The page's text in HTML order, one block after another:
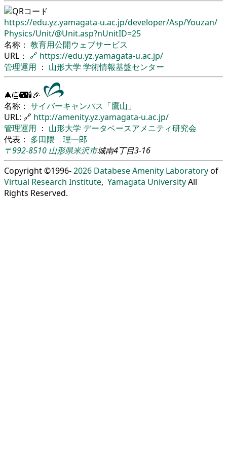
https://edu.yz.yamagata-u.ac.jp/developer/Asp/Youzan/
Physics/Unit/@Unit.asp?nUnitID=25
名称： 教育用公開ウェブサービス
URL： 🔗 https://edu.yz.yamagata-u.ac.jp/
管理運用 ： 山形大学 学術情報基盤センター
🎄🎂🌃🕯🎉
名称： サイバーキャンパス「鷹山」
URL: 🔗 http://amenity.yz.yamagata-u.ac.jp/
管理運用 ： 山形大学 データベースアメニティ研究会
代表： 多田隈 理一郎
〒992-8510 山形県米沢市城南4丁目3-16
Copyright ©1996-2026 Databese Amenity Laboratoryof
Virtual Research Institute, Yamagata UniversityAll
Rights Reserved.